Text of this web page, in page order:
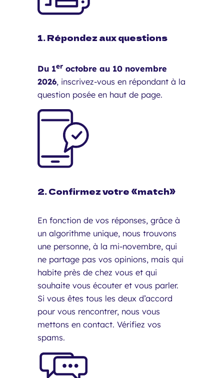
1. Répondez aux questions
Du 1er octobre au 10 novembre
2026, inscrivez-vous en répondant à la
question posée en haut de page.
2. Confirmez votre «match»
En fonction de vos réponses, grâce à
un algorithme unique, nous trouvons
une personne, à la mi-novembre, qui
ne partage pas vos opinions, mais qui
habite près de chez vous et qui
souhaite vous écouter et vous parler.
Si vous êtes tous les deux d’accord
pour vous rencontrer, nous vous
mettons en contact. Vérifiez vos
spams.